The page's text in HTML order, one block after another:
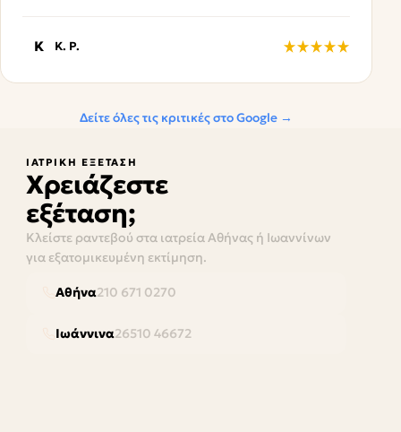
K K. P.
Δείτε όλες τις κριτικές στο Google →
ΙΑΤΡΙΚΉ ΕΞΈΤΑΣΗ
Χρειάζεστε
εξέταση;
Κλείστε ραντεβού στα ιατρεία Αθήνας ή Ιωαννίνων
για εξατομικευμένη εκτίμηση.
Αθήνα210 671 0270
Ιωάννινα26510 46672